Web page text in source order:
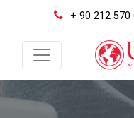
+ 90 212 570